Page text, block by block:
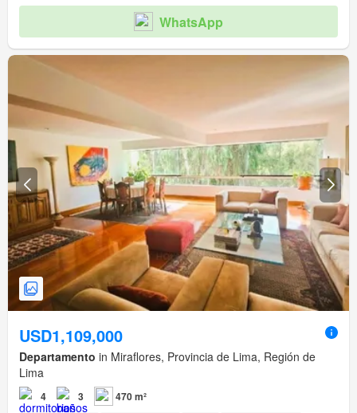
WhatsApp
USD1,109,000
Departamento in Miraflores, Provincia de Lima, Región de
Lima
4 3 470 m²